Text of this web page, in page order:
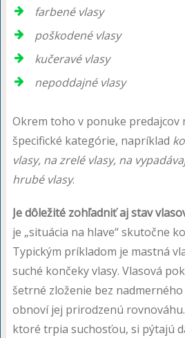
farbené vlasy
poškodené vlasy
kučeravé vlasy
nepoddajné vlasy
Okrem toho v ponuke predajcov
špecifické kategórie, napríklad
vlasy, na zrelé vlasy, na
hrubé vlasy.
Je dôležité zohľadniť aj stav
je „situácia na hlave“ skutočne
Typickým príkladom je mastná
suché končeky vlasy. Vlasová
šetrné zloženie bez
obnoví jej prirodzenú
ktoré trpia suchosťou, si pýtajú